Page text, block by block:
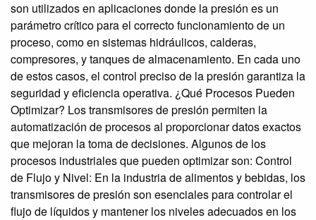
son utilizados en aplicaciones donde la presión es un
parámetro crítico para el correcto funcionamiento de un
proceso, como en sistemas hidráulicos, calderas,
compresores, y tanques de almacenamiento. En cada uno
de estos casos, el control preciso de la presión garantiza la
seguridad y eficiencia operativa. ¿Qué Procesos Pueden
Optimizar? Los transmisores de presión permiten la
automatización de procesos al proporcionar datos exactos
que mejoran la toma de decisiones. Algunos de los
procesos industriales que pueden optimizar son: Control
de Flujo y Nivel: En la industria de alimentos y bebidas, los
transmisores de presión son esenciales para controlar el
flujo de líquidos y mantener los niveles adecuados en los